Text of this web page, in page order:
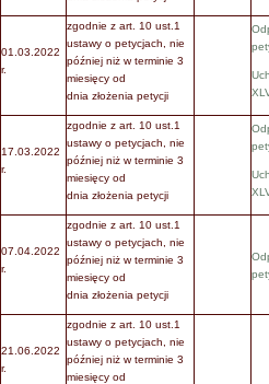
01.03.2022
r.
zgodnie z art. 10 ust.1
ustawy o petycjach, nie
później niż w terminie 3
miesięcy od
dnia złożenia petycji
17.03.2022
r.
zgodnie z art. 10 ust.1
ustawy o petycjach, nie
później niż w terminie 3
miesięcy od
dnia złożenia petycji
07.04.2022
r.
zgodnie z art. 10 ust.1
ustawy o petycjach, nie
później niż w terminie 3
miesięcy od
dnia złożenia petycji
21.06.2022
r.
zgodnie z art. 10 ust.1
ustawy o petycjach, nie
później niż w terminie 3
miesięcy od